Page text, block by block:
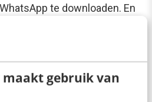
gebruik van
te downloaden. En